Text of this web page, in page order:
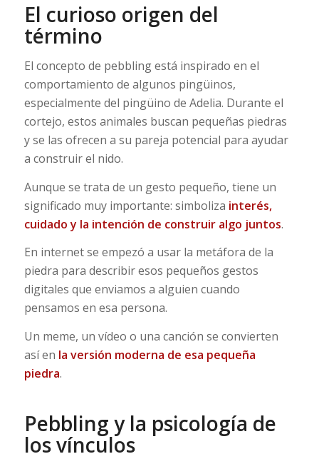
El curioso origen del
término
El concepto de pebbling está inspirado en el
comportamiento de algunos pingüinos,
especialmente del pingüino de Adelia. Durante el
cortejo, estos animales buscan pequeñas piedras
y se las ofrecen a su pareja potencial para ayudar
a construir el nido.
Aunque se trata de un gesto pequeño, tiene un
significado muy importante: simboliza interés,
cuidado y la intención de construir algo juntos.
En internet se empezó a usar la metáfora de la
piedra para describir esos pequeños gestos
digitales que enviamos a alguien cuando
pensamos en esa persona.
Un meme, un vídeo o una canción se convierten
así en la versión moderna de esa pequeña
piedra.
Pebbling y la psicología de
los vínculos